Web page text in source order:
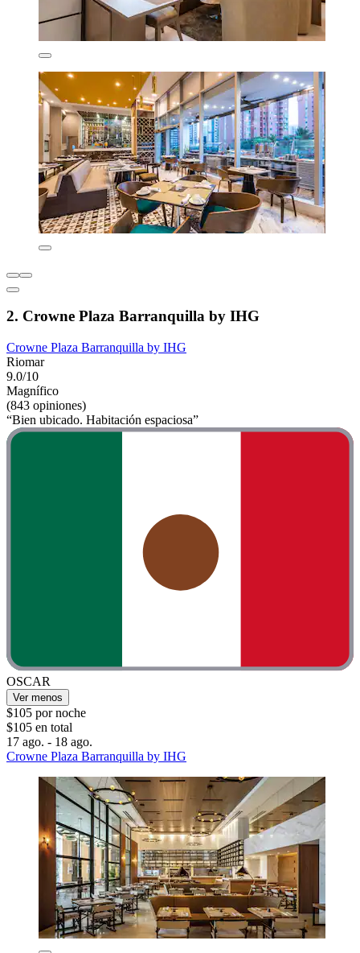
2. Crowne Plaza Barranquilla by IHG
Crowne Plaza Barranquilla by IHG
Riomar
9.0/10
Magnífico
(843 opiniones)
“Bien ubicado. Habitación espaciosa”
OSCAR
Ver menos
$105 por noche
$105 en total
17 ago. - 18 ago.
Crowne Plaza Barranquilla by IHG